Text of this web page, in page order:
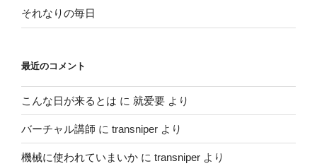
それなりの毎日
最近のコメント
こんな日が来るとは に 就爱要 より
バーチャル講師 に transniper より
機械に使われていまいか に transniper より